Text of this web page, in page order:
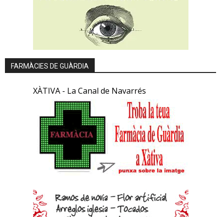
FARMÀCIES DE GUÀRDIA
XÀTIVA - La Canal de Navarrés